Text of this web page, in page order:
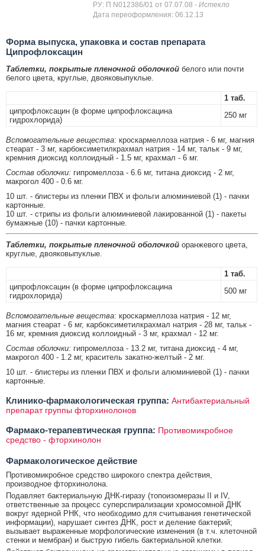
РУ: П N012386/01 от 07.07.08 - Истекло
Дата переоформления: 06.12.13
Форма выпуска, упаковка и состав препарата
Ципрофлоксацин
Таблетки, покрытые пленочной оболочкой белого или почти
белого цвета, круглые, двояковыпуклые.
1 таб.
ципрофлоксацин (в форме ципрофлоксацина
гидрохлорида)
250 мг
Вспомогательные вещества: кроскармеллоза натрия - 6 мг, магния
стеарат - 3 мг, карбоксиметилкрахмал натрия - 14 мг, тальк - 9 мг,
кремния диоксид коллоидный - 1.5 мг, крахмал - 6 мг.
Состав оболочки: гипромеллоза - 6.6 мг, титана диоксид - 2 мг,
макрогол 400 - 0.6 мг.
10 шт. - блистеры из пленки ПВХ и фольги алюминиевой (1) - пачки
картонные.
10 шт. - стрипы из фольги алюминиевой лакированной (1) - пакеты
бумажные (10) - пачки картонные.
Таблетки, покрытые пленочной оболочкой оранжевого цвета,
круглые, двояковыпуклые.
1 таб.
ципрофлоксацин (в форме ципрофлоксацина
гидрохлорида)
500 мг
Вспомогательные вещества: кроскармеллоза натрия - 12 мг,
магния стеарат - 6 мг, карбоксиметилкрахмал натрия - 28 мг, тальк -
16 мг, кремния диоксид коллоидный - 3 мг, крахмал - 12 мг.
Состав оболочки: гипромеллоза - 13.2 мг, титана диоксид - 4 мг,
макрогол 400 - 1.2 мг, краситель закатно-желтый - 2 мг.
10 шт. - блистеры из пленки ПВХ и фольги алюминиевой (1) - пачки
картонные.
Клинико-фармакологическая группа: Антибактериальный
препарат группы фторхинолонов
Фармако-терапевтическая группа: Противомикробное
средство - фторхинолон
Фармакологическое действие
Противомикробное средство широкого спектра действия,
производное фторхинолона.
Подавляет бактериальную ДНК-гиразу (топоизомеразы II и IV,
ответственные за процесс суперспирализации хромосомной ДНК
вокруг ядерной РНК, что необходимо для считывания генетической
информации), нарушает синтез ДНК, рост и деление бактерий;
вызывает выраженные морфологические изменения (в т.ч. клеточной
стенки и мембран) и быструю гибель бактериальной клетки.